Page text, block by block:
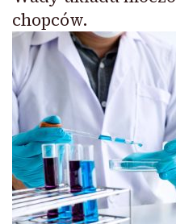
chopców.